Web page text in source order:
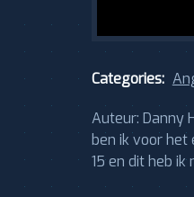
Categories:
Auteur: Danny
ben ik voor
15 en dit heb